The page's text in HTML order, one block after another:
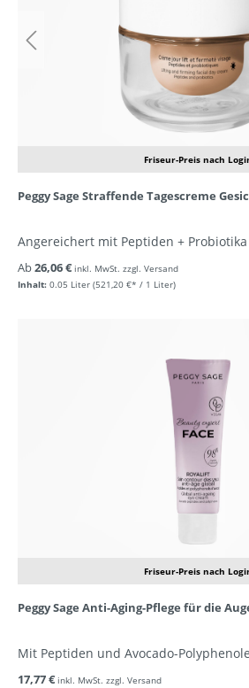
Friseur-Preis nach
Peggy Sage Straffende Tagescreme
Angereichert mit Peptiden +
Inhalt: 0.05 Liter (521,20 €* / 1 Liter)
Ab26,06 € inkl. MwSt. zzgl. Versand
Friseur-Preis nach
Peggy Sage Anti-Aging-Pflege für die
Mit Peptiden und Avocado-
17,77 € inkl. MwSt. zzgl. Versand